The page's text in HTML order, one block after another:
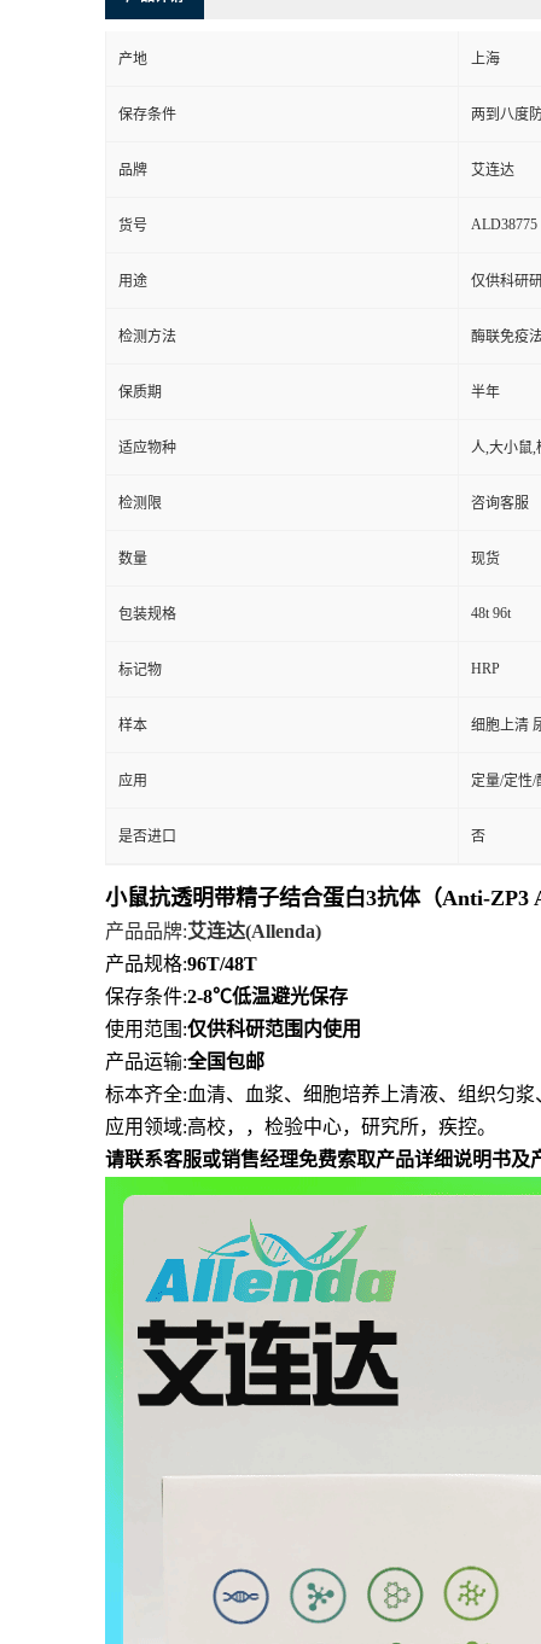
产地 上海
保存条件 两到八度
品牌 艾连达
货号 ALD38775
用途 仅供科研
检测方法 酶联免疫
保质期 半年
适应物种 人,大小鼠,
检测限 咨询客服
数量 现货
包装规格 48t 96t
标记物 HRP
样本 细胞上清
应用 定量/定性/
是否进口 否
小鼠抗透明带精子结合蛋白3抗体（Anti-ZP3
产品品牌:艾连达(Allenda)
产品规格:96T/48T
保存条件:2-8℃低温避光保存
使用范围 :仅供科研范围内使用
产品运输:全国包邮
标本齐全:血清、血浆、细胞培养上清液、组织匀
应用领域:高校，，检验中心，研究所，疾控。
请联系客服或销售经理免费索取产品详细说明书及